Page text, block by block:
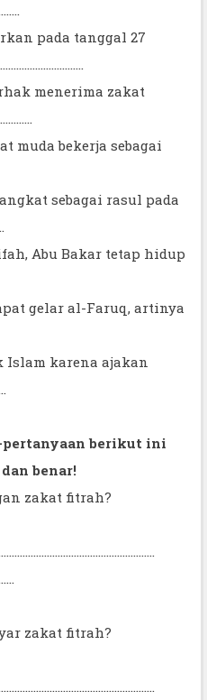
pada tanggal 27
menerima zakat
muda bekerja sebagai
sebagai rasul pada
Abu Bakar tetap hidup
gelar al-Faruq, artinya
Islam karena ajakan
berikut ini
benar!
zakat fitrah?
zakat fitrah?